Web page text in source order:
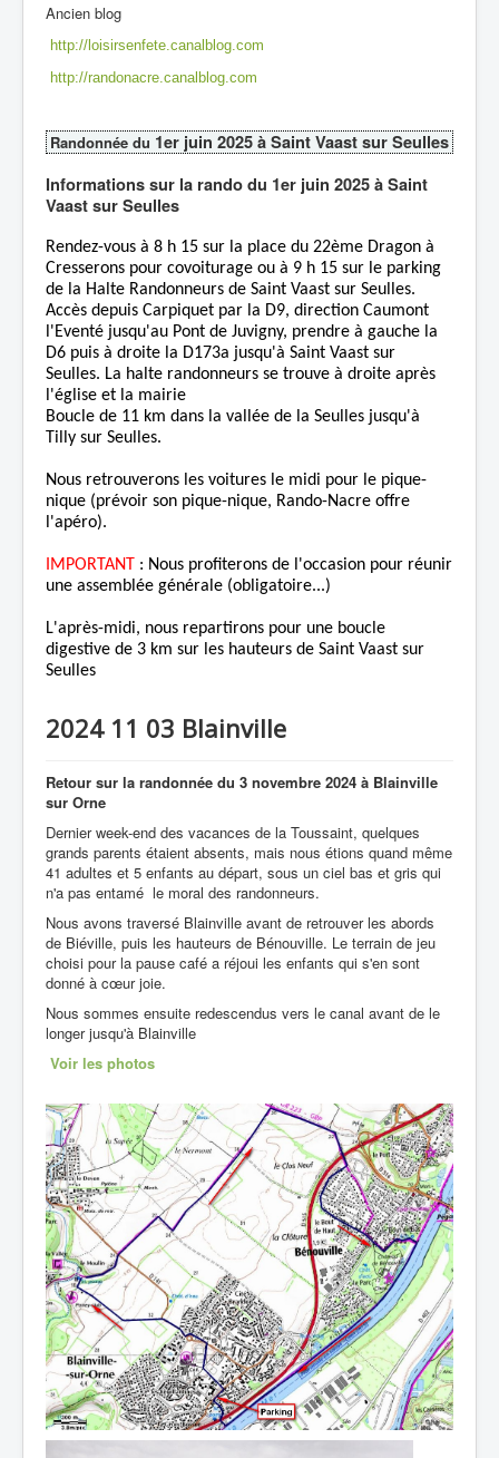
Ancien blog
http://loisirsenfete.canalblog.com
http://randonacre.canalblog.com
Randonnée du 1er juin 2025 à Saint Vaast sur Seulles
Informations sur la rando du 1er juin 2025 à Saint
Vaast sur Seulles
Rendez-vous à 8 h 15 sur la place du 22ème Dragon à
Cresserons pour covoiturage ou à 9 h 15 sur le parking
de la Halte Randonneurs de Saint Vaast sur Seulles.
Accès depuis Carpiquet par la D9, direction Caumont
l'Eventé jusqu'au Pont de Juvigny, prendre à gauche la
D6 puis à droite la D173a jusqu'à Saint Vaast sur
Seulles. La halte randonneurs se trouve à droite après
l'église et la mairie
Boucle de 11 km dans la vallée de la Seulles jusqu'à
Tilly sur Seulles.
Nous retrouverons les voitures le midi pour le pique-
nique (prévoir son pique-nique, Rando-Nacre offre
l'apéro).
IMPORTANT : Nous profiterons de l'occasion pour réunir
une assemblée générale (obligatoire...)
L'après-midi, nous repartirons pour une boucle
digestive de 3 km sur les hauteurs de Saint Vaast sur
Seulles
2024 11 03 Blainville
Retour sur la randonnée du 3 novembre 2024 à Blainville
sur Orne
Dernier week-end des vacances de la Toussaint, quelques
grands parents étaient absents, mais nous étions quand même
41 adultes et 5 enfants au départ, sous un ciel bas et gris qui
n'a pas entamé le moral des randonneurs.
Nous avons traversé Blainville avant de retrouver les abords
de Biéville, puis les hauteurs de Bénouville. Le terrain de jeu
choisi pour la pause café a réjoui les enfants qui s'en sont
donné à cœur joie.
Nous sommes ensuite redescendus vers le canal avant de le
longer jusqu'à Blainville
Voir les photos